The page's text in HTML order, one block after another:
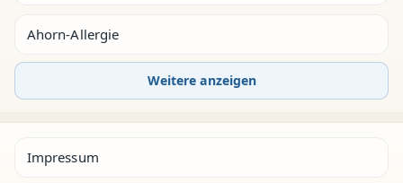
Ahorn-Allergie
Weitere anzeigen
Impressum